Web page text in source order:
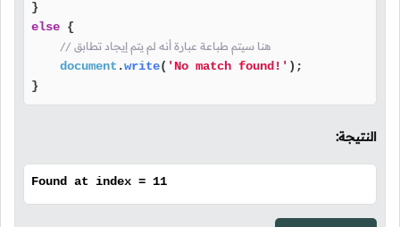
else {
// هنا سيتم طباعة عبارة أنه لم يتم إيجاد تطابق
document .write( 'No match found!' );
}
النتيجة:
Found at index = 11